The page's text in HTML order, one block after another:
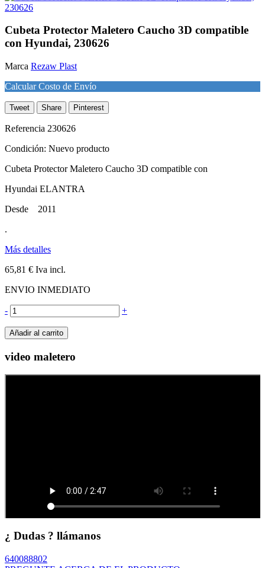
Cubeta Protector Maletero Caucho 3D compatible
con Hyundai, 230626
Marca Rezaw Plast
Calcular Costo de Envío
Tweet Share Pinterest
Referencia 230626
Condición: Nuevo producto
Cubeta Protector Maletero Caucho 3D compatible con
Hyundai ELANTRA
Desde 2011
.
Más detalles
65,81 € Iva incl.
ENVIO INMEDIATO
- +
Añadir al carrito
video maletero
¿ Dudas ? llámanos
640088802